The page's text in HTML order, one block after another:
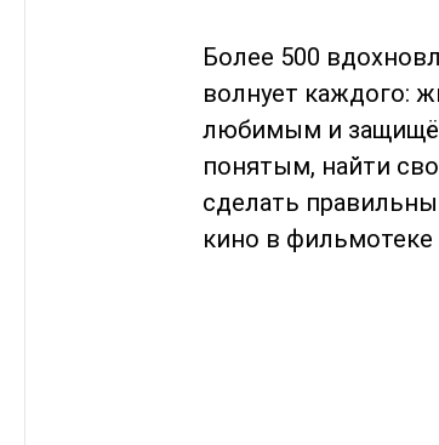
Более 500
волнует каждого:
любимым и
понятым, найти
сделать
кино в